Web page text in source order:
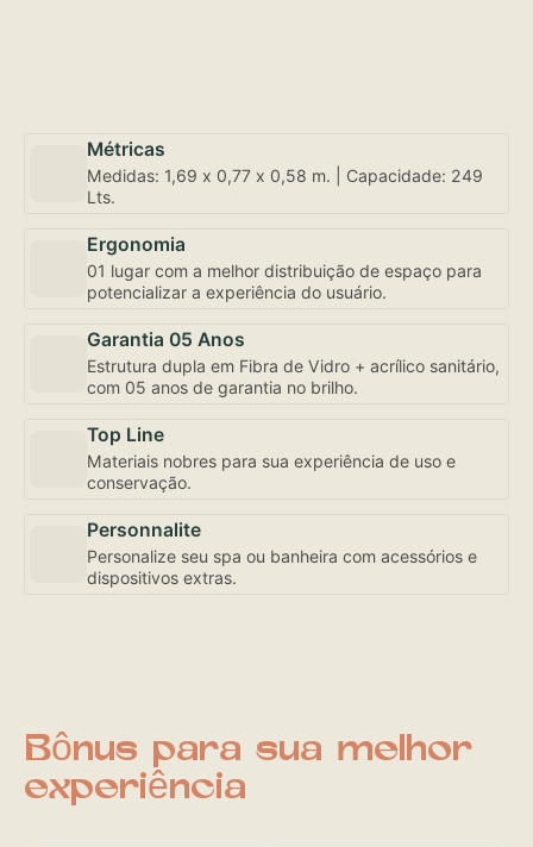
Métricas
Medidas: 1,69 x 0,77 x 0,58 m. | Capacidade: 249
Lts.
Ergonomia
01 lugar com a melhor distribuição de espaço para
potencializar a experiência do usuário.
Garantia 05 Anos
Estrutura dupla em Fibra de Vidro + acrílico sanitário,
com 05 anos de garantia no brilho.
Top Line
Materiais nobres para sua experiência de uso e
conservação.
Personnalite
Personalize seu spa ou banheira com acessórios e
dispositivos extras.
Bônus para sua melhor
experiência